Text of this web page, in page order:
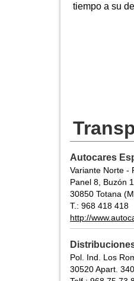
tiempo a su
Autocares
Variante Norte -
Panel 8, Buzón
30850 Totana
T.: 968 418 418
http://
Pol. Ind. Los
30520 Apart.